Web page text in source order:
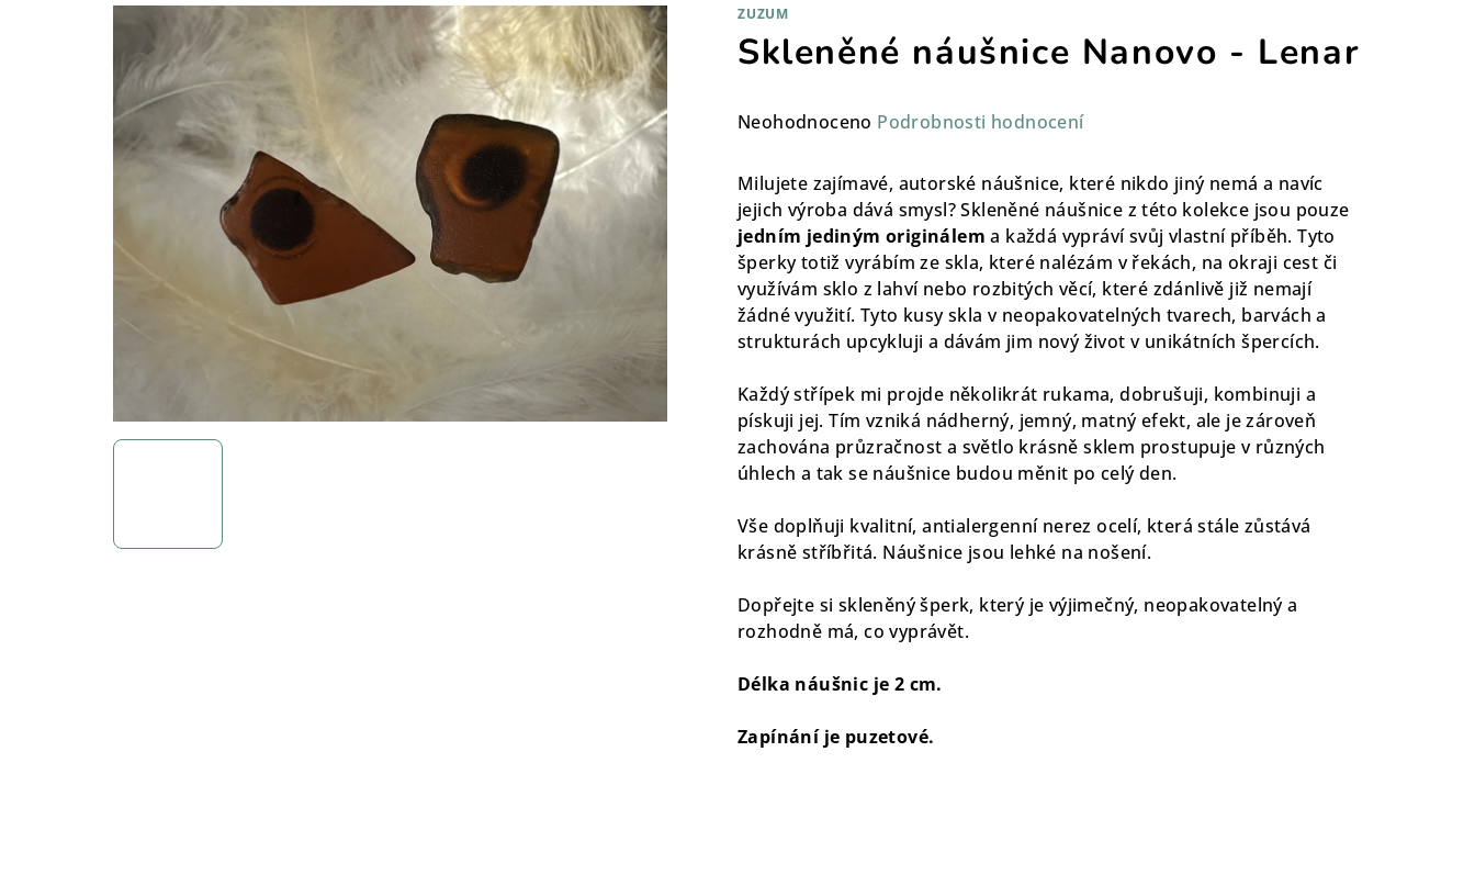
ZUZUM
Skleněné náušnice Nanovo - Lenar
Průměrné
produktu
je
0,0
z
hvězdiček.
Neohodnoceno Podrobnosti hodnocení
Milujete zajímavé, autorské náušnice, které nikdo jiný nemá a navíc
jejich výroba dává smysl? Skleněné náušnice z této kolekce jsou pouze
jedním jediným originálem a každá vypráví svůj vlastní příběh. Tyto
šperky totiž vyrábím ze skla, které nalézám v řekách, na okraji cest či
využívám sklo z lahví nebo rozbitých věcí, které zdánlivě již nemají
žádné využití. Tyto kusy skla v neopakovatelných tvarech, barvách a
strukturách upcykluji a dávám jim nový život v unikátních špercích.
Každý střípek mi projde několikrát rukama, dobrušuji, kombinuji a
pískuji jej. Tím vzniká nádherný, jemný, matný efekt, ale je zároveň
zachována průzračnost a světlo krásně sklem prostupuje v různých
úhlech a tak se náušnice budou měnit po celý den.
Vše doplňuji kvalitní, antialergenní nerez ocelí, která stále zůstává
krásně stříbřitá. Náušnice jsou lehké na nošení.
Dopřejte si skleněný šperk, který je výjimečný, neopakovatelný a
rozhodně má, co vyprávět.
Délka náušnic je 2 cm.
Zapínání je puzetové.